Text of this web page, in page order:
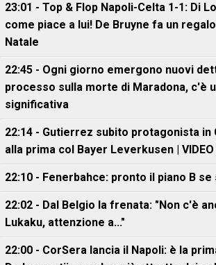
23:01 - Top & Flop Napoli-Celta 1-1: Di
come piace a lui! De Bruyne fa un
Natale
22:45 - Ogni giorno emergono nuovi
processo sulla morte di Maradona, c'è
significativa
22:14 - Gutierrez subito protagonista in
alla prima col Bayer Leverkusen | VIDEO
22:10 - Fenerbahce: pronto il piano B se
22:02 - Dal Belgio la frenata: "Non c'è
Lukaku, attenzione a..."
22:00 - CorSera lancia il Napoli: è la